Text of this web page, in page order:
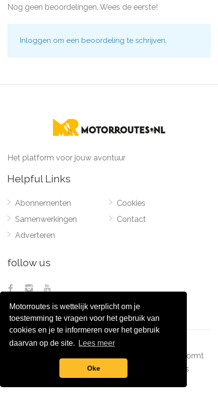
Motorroutes is wettelijk verplicht om je
toestemming te vragen voor het gebruik van
cookies en je te informeren over het gebruik
daarvan op de site.
Lees meer
Oke
Nog geen beoordelingen. Wees de eerste!
Inloggen om een beoordeling te schrijven.
Het platform voor jouw avontuur
Helpful Links
Abonnementen
Samenwerkingen
Adverteren
Cookies
Contact
follow us
vormt
grootverzet.nl Pixel Monsters